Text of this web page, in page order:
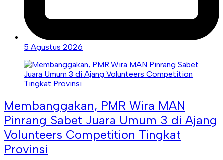
5 Agustus 2026
Membanggakan, PMR Wira MAN
Pinrang Sabet Juara Umum 3 di Ajang
Volunteers Competition Tingkat
Provinsi